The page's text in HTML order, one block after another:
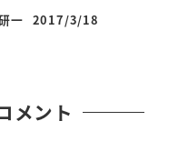
一
投稿日
2017/3/18
メント